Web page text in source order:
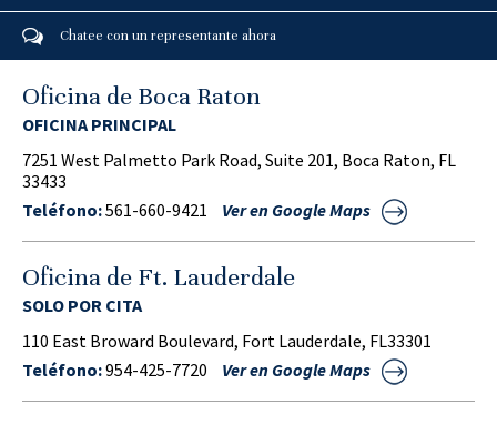
Chatee con un representante ahora
Oficina de Boca Raton
OFICINA PRINCIPAL
7251 West Palmetto Park Road, Suite 201, Boca Raton, FL
33433
Teléfono:561-660-9421 Ver en Google Maps
Oficina de Ft. Lauderdale
SOLO POR CITA
110 East Broward Boulevard, Fort Lauderdale, FL33301
Teléfono:954-425-7720 Ver en Google Maps